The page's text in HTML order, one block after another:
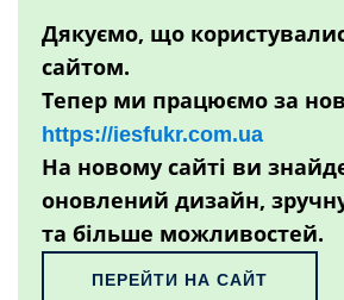
Дякуємо, що
сайтом.
Тепер ми працюємо за
https://iesfukr.com.ua
На новому сайті ви
оновлений дизайн,
та більше можливостей.
ПЕРЕЙТИ НА САЙТ